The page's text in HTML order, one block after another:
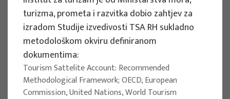
enhance visitor economy
Project manager
Renata Tomljenović
Implementation period : 2025. - 2028.
More
turizma, prometa i razvitka dobio zahtjev za
izradom Studije izvedivosti TSA RH sukladno
metodološkom okviru definiranom
dokumentima:
Tourism Sattelite Account: Recommended
Methodological Framework; OECD, European
Commission, United Nations, World Tourism